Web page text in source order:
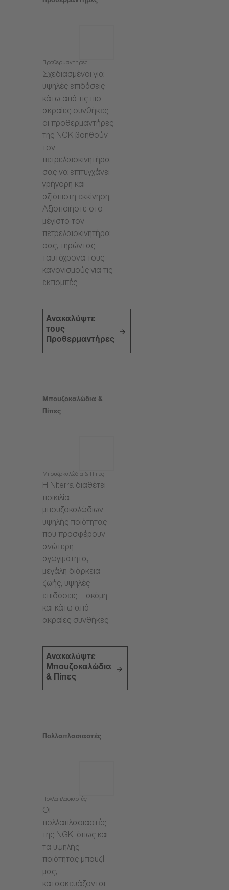
Προθερμαντήρες
Σχεδιασμένοι για
υψηλές επιδόσεις
κάτω από τις πιο
ακραίες συνθήκες,
οι προθερμαντήρες
της NGK βοηθούν
τον
πετρελαιοκινητήρα
σας να επιτυγχάνει
γρήγορη και
αξιόπιστη εκκίνηση.
Αξιοποιήστε στο
μέγιστο τον
πετρελαιοκινητήρα
σας, τηρώντας
ταυτόχρονα τους
κανονισμούς για τις
εκπομπές.
Ανακαλύψτε
τους
Προθερμαντήρες
Μπουζοκαλώδια &
Πίπες
Μπουζοκαλώδια & Πίπες
Η Niterra διαθέτει
ποικιλία
μπουζοκαλώδιων
υψηλής ποιότητας
που προσφέρουν
ανώτερη
αγωγιμότητα,
μεγάλη διάρκεια
ζωής, υψηλές
επιδόσεις – ακόμη
και κάτω από
ακραίες συνθήκες.
Ανακαλύψτε
Μπουζοκαλώδια
& Πίπες
Πολλαπλασιαστές
Πολλαπλασιαστές
Οι
πολλαπλασιαστές
της NGK, όπως και
τα υψηλής
ποιότητας μπουζί
μας,
κατασκευάζονται